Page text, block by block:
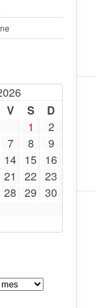
V S
D
1
2
7 8
9
14 15 16
21 22 23
28 29 30